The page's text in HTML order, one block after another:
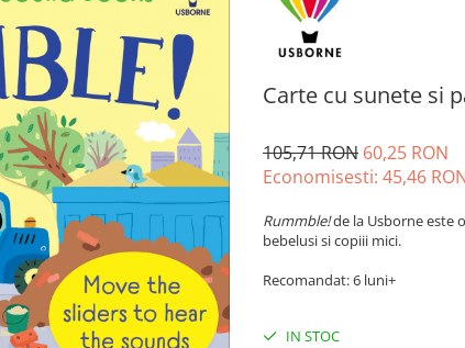
Carte cu sunete si
105,71 RON 60,25 RON
Economisesti: 45,46
Rummble!de la Usborne este
bebelusi si copiii mici.
Recomandat: 6 luni+
IN STOC